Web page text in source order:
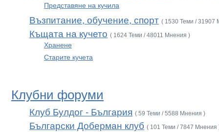
Представяне на кучила
Възпитание, обучение, спорт ( 1530 Теми / 31907
Къщата на кучето ( 1624 Теми / 48011 Мнения )
Хранене
Старите кучета
Клубни форуми
Клуб Булдог - България ( 59 Теми / 5588 Мнения )
Български Доберман клуб ( 101 Теми / 7847 Мнения